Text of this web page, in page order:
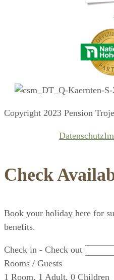
Copyright 2023 Pension
Datenschutz
Check
Book your holiday here for
benefits.
Check in - Check out
Rooms / Guests
1 Room, 1 Adult, 0 Children